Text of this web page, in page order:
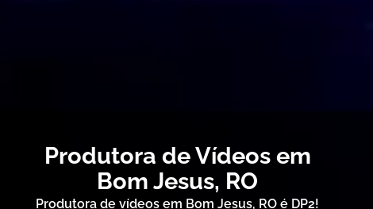
Produtora de Vídeos em
Bom Jesus, RO
Produtora de vídeos em Bom Jesus, RO é DP2!